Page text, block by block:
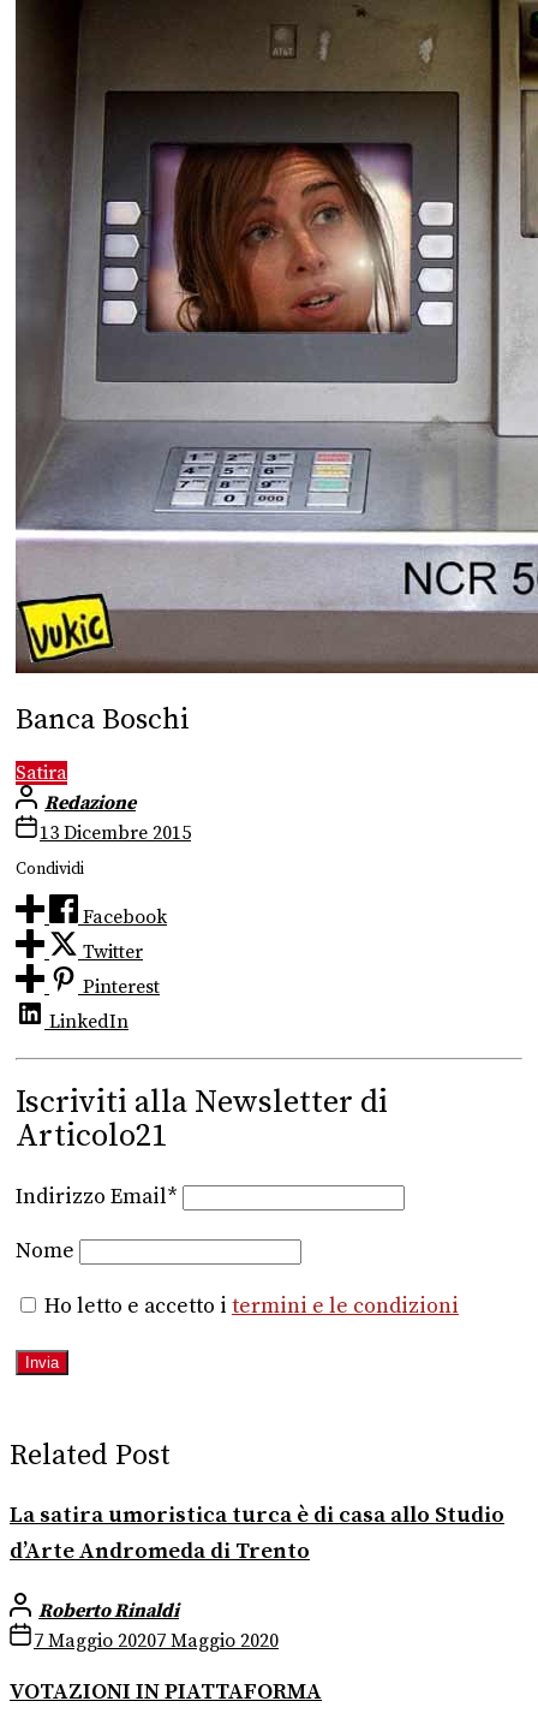
Banca Boschi
Satira
Redazione
13 Dicembre 2015
Condividi
Facebook
Twitter
Pinterest
LinkedIn
Iscriviti alla Newsletter di
Articolo21
Indirizzo Email*
Nome
Ho letto e accetto i termini e le condizioni
Related Post
La satira umoristica turca è di casa allo Studio
d’Arte Andromeda di Trento
Roberto Rinaldi
7 Maggio 20207 Maggio 2020
VOTAZIONI IN PIATTAFORMA